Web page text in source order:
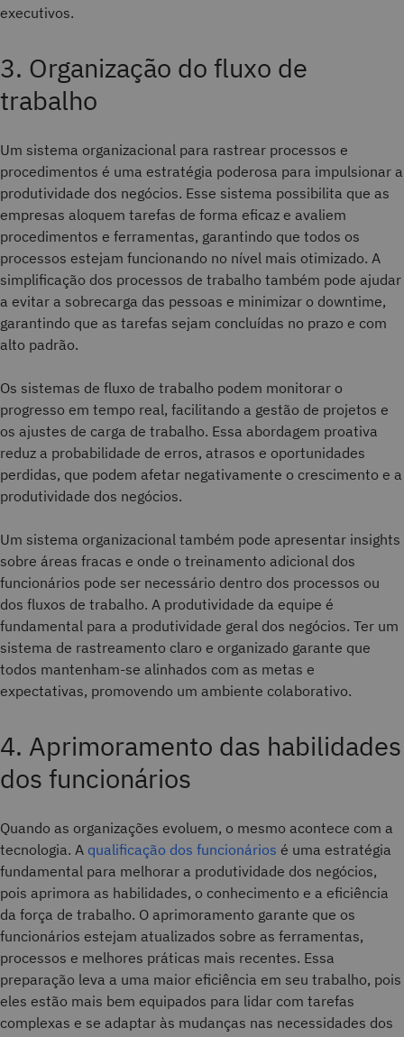
executivos.
3. Organização do fluxo de
trabalho
Um sistema organizacional para rastrear processos e
procedimentos é uma estratégia poderosa para impulsionar a
produtividade dos negócios. Esse sistema possibilita que as
empresas aloquem tarefas de forma eficaz e avaliem
procedimentos e ferramentas, garantindo que todos os
processos estejam funcionando no nível mais otimizado. A
simplificação dos processos de trabalho também pode ajudar
a evitar a sobrecarga das pessoas e minimizar o downtime,
garantindo que as tarefas sejam concluídas no prazo e com
alto padrão.
Os sistemas de fluxo de trabalho podem monitorar o
progresso em tempo real, facilitando a gestão de projetos e
os ajustes de carga de trabalho. Essa abordagem proativa
reduz a probabilidade de erros, atrasos e oportunidades
perdidas, que podem afetar negativamente o crescimento e a
produtividade dos negócios.
Um sistema organizacional também pode apresentar insights
sobre áreas fracas e onde o treinamento adicional dos
funcionários pode ser necessário dentro dos processos ou
dos fluxos de trabalho. A produtividade da equipe é
fundamental para a produtividade geral dos negócios. Ter um
sistema de rastreamento claro e organizado garante que
todos mantenham-se alinhados com as metas e
expectativas, promovendo um ambiente colaborativo.
4. Aprimoramento das habilidades
dos funcionários
Quando as organizações evoluem, o mesmo acontece com a
tecnologia. A qualificação dos funcionários é uma estratégia
fundamental para melhorar a produtividade dos negócios,
pois aprimora as habilidades, o conhecimento e a eficiência
da força de trabalho. O aprimoramento garante que os
funcionários estejam atualizados sobre as ferramentas,
processos e melhores práticas mais recentes. Essa
preparação leva a uma maior eficiência em seu trabalho, pois
eles estão mais bem equipados para lidar com tarefas
complexas e se adaptar às mudanças nas necessidades dos